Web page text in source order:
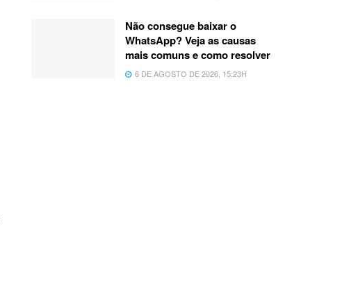
Não consegue baixar o
WhatsApp? Veja as causas
mais comuns e como resolver
6 DE AGOSTO DE 2026, 15:23H